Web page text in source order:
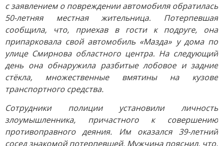
с заявлением о повреждении автомобиля обратилась
50-летняя местная жительница. Потерпевшая
сообщила, что, приехав в гости к подруге, она
припарковала свой автомобиль «Мазда» у дома по
улице Смирнова областного центра. На следующий
день она обнаружила разбитые лобовое и задние
стёкла, множественные вмятины на кузове
транспортного средства.
Сотрудники полиции установили личность
злоумышленника, причастного к совершению
противоправного деяния. Им оказался 39-летний
сосед знакомой потерпевшей. Мужчина пояснил, что,